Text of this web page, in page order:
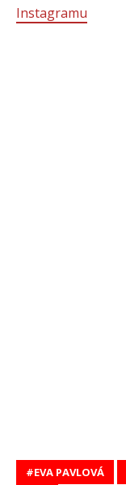
Instagramu
EVA PAVLOVÁ